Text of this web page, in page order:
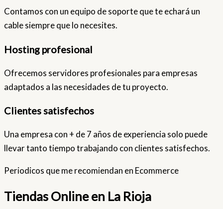
Contamos con un equipo de soporte que te echará un
cable siempre que lo necesites.
Hosting profesional
Ofrecemos servidores profesionales para empresas
adaptados a las necesidades de tu proyecto.
Clientes satisfechos
Una empresa con + de 7 años de experiencia solo puede
llevar tanto tiempo trabajando con clientes satisfechos.
Periodicos que me recomiendan en Ecommerce
Tiendas Online en La Rioja